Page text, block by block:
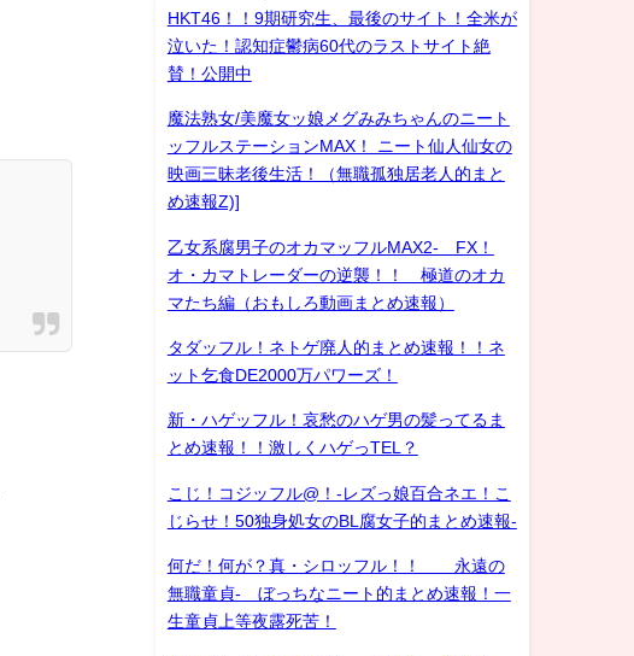
HKT46！！9期研究生、最後のサイト！全米が
泣いた！認知症鬱病60代のラストサイト絶
賛！公開中
魔法熟女/美魔女ッ娘メグみみちゃんのニート
ッフルステーションMAX！ ニート仙人仙女の
映画三昧老後生活！（無職孤独居老人的まと
め速報Z)]
乙女系腐男子のオカマッフルMAX2- FX！
オ・カマトレーダーの逆襲！！ 極道のオカ
マたち編（おもしろ動画まとめ速報）
タダッフル！ネトゲ廃人的まとめ速報！！ネ
ット乞食DE2000万パワーズ！
新・ハゲッフル！哀愁のハゲ男の髪ってるま
とめ速報！！激しくハゲっTEL？
こじ！コジッフル@！-レズっ娘百合ネエ！こ
じらせ！50独身処女のBL腐女子的まとめ速報-
何だ！何が？真・シロッフル！！ 永遠の
無職童貞- ぼっちなニート的まとめ速報！一
生童貞上等夜露死苦！